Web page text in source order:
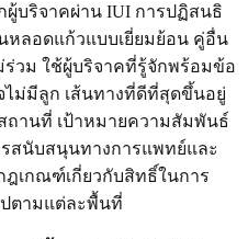
ผู้บริจาคผ่าน IUI การปฏิสนธิ
ลอดแก้วแบบเยี่ยมย้อน คู่อื่น
ร่วม ใช้ผู้บริจาคที่รู้จักพร้อมข้อ
ม่มีลูก เส้นทางที่ดีที่สุดขึ้นอยู่
านที่ เป้าหมายความสัมพันธ์
สนับสนุนทางการแพทย์และ
เกณฑ์เกี่ยวกับสิทธิ์ในการ
ปตามแต่ละพื้นที่